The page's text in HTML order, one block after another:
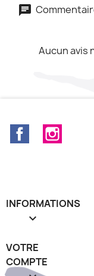
Aucun avis
Facebook
INFORMATIONS

VOTRE
COMPTE